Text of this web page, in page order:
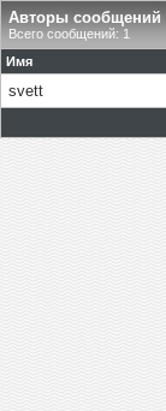
Авторы сообщений
Всего сообщений: 1
Имя
svett